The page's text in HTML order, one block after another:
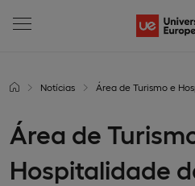
Notícias Área de Turismo e
Área de
Hospitalidade